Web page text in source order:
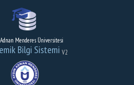
Menderes Üniversitesi
Bilgi Sistemi V2